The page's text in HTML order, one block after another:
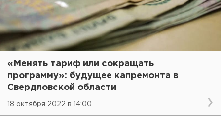
«Менять тариф или сокращать
программу»: будущее капремонта в
Свердловской области
18 октября 2022 в 14:00